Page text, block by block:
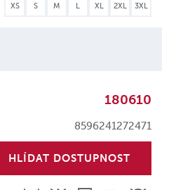
XS S M L XL 2XL 3XL
180610
8596241272471
HLÍDAT DOSTUPNOST